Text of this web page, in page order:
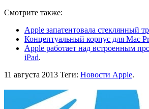
Смотрите также:
Apple запатентовала стеклянный
Концептуальный корпус для Mac
Apple работает над встроенным
iPad.
11 августа 2013 Теги: Новости Apple.